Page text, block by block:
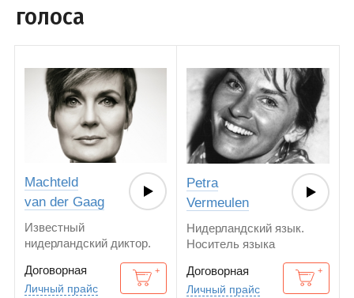
голоса
Machteld
van der Gaag
Известный
нидерландский диктор.
на английском и
французском языках.
Договорная
Личный прайс
Petra
Vermeulen
Нидерландский язык.
Носитель языка
Договорная
Личный прайс